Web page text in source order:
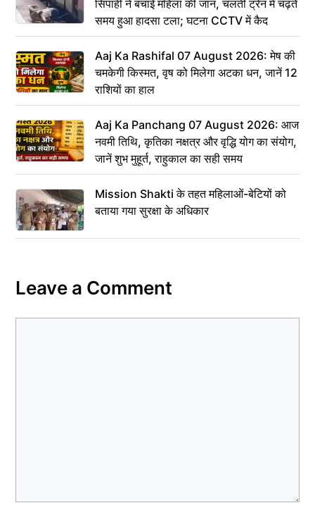
सिपाही ने बचाई महिला की जान, चलती ट्रेन में चढ़ते
समय हुआ हादसा टला; घटना CCTV में कैद
Aaj Ka Rashifal 07 August 2026: मेष की
चमकेगी किस्मत, वृष को मिलेगा अटका धन, जानें 12
राशियों का हाल
Aaj Ka Panchang 07 August 2026: आज
नवमी तिथि, कृतिका नक्षत्र और वृद्धि योग का संयोग,
जानें शुभ मुहूर्त, राहुकाल का सही समय
Mission Shakti के तहत महिलाओं-बेटियों को
बताया गया सुरक्षा के अधिकार
Leave a Comment